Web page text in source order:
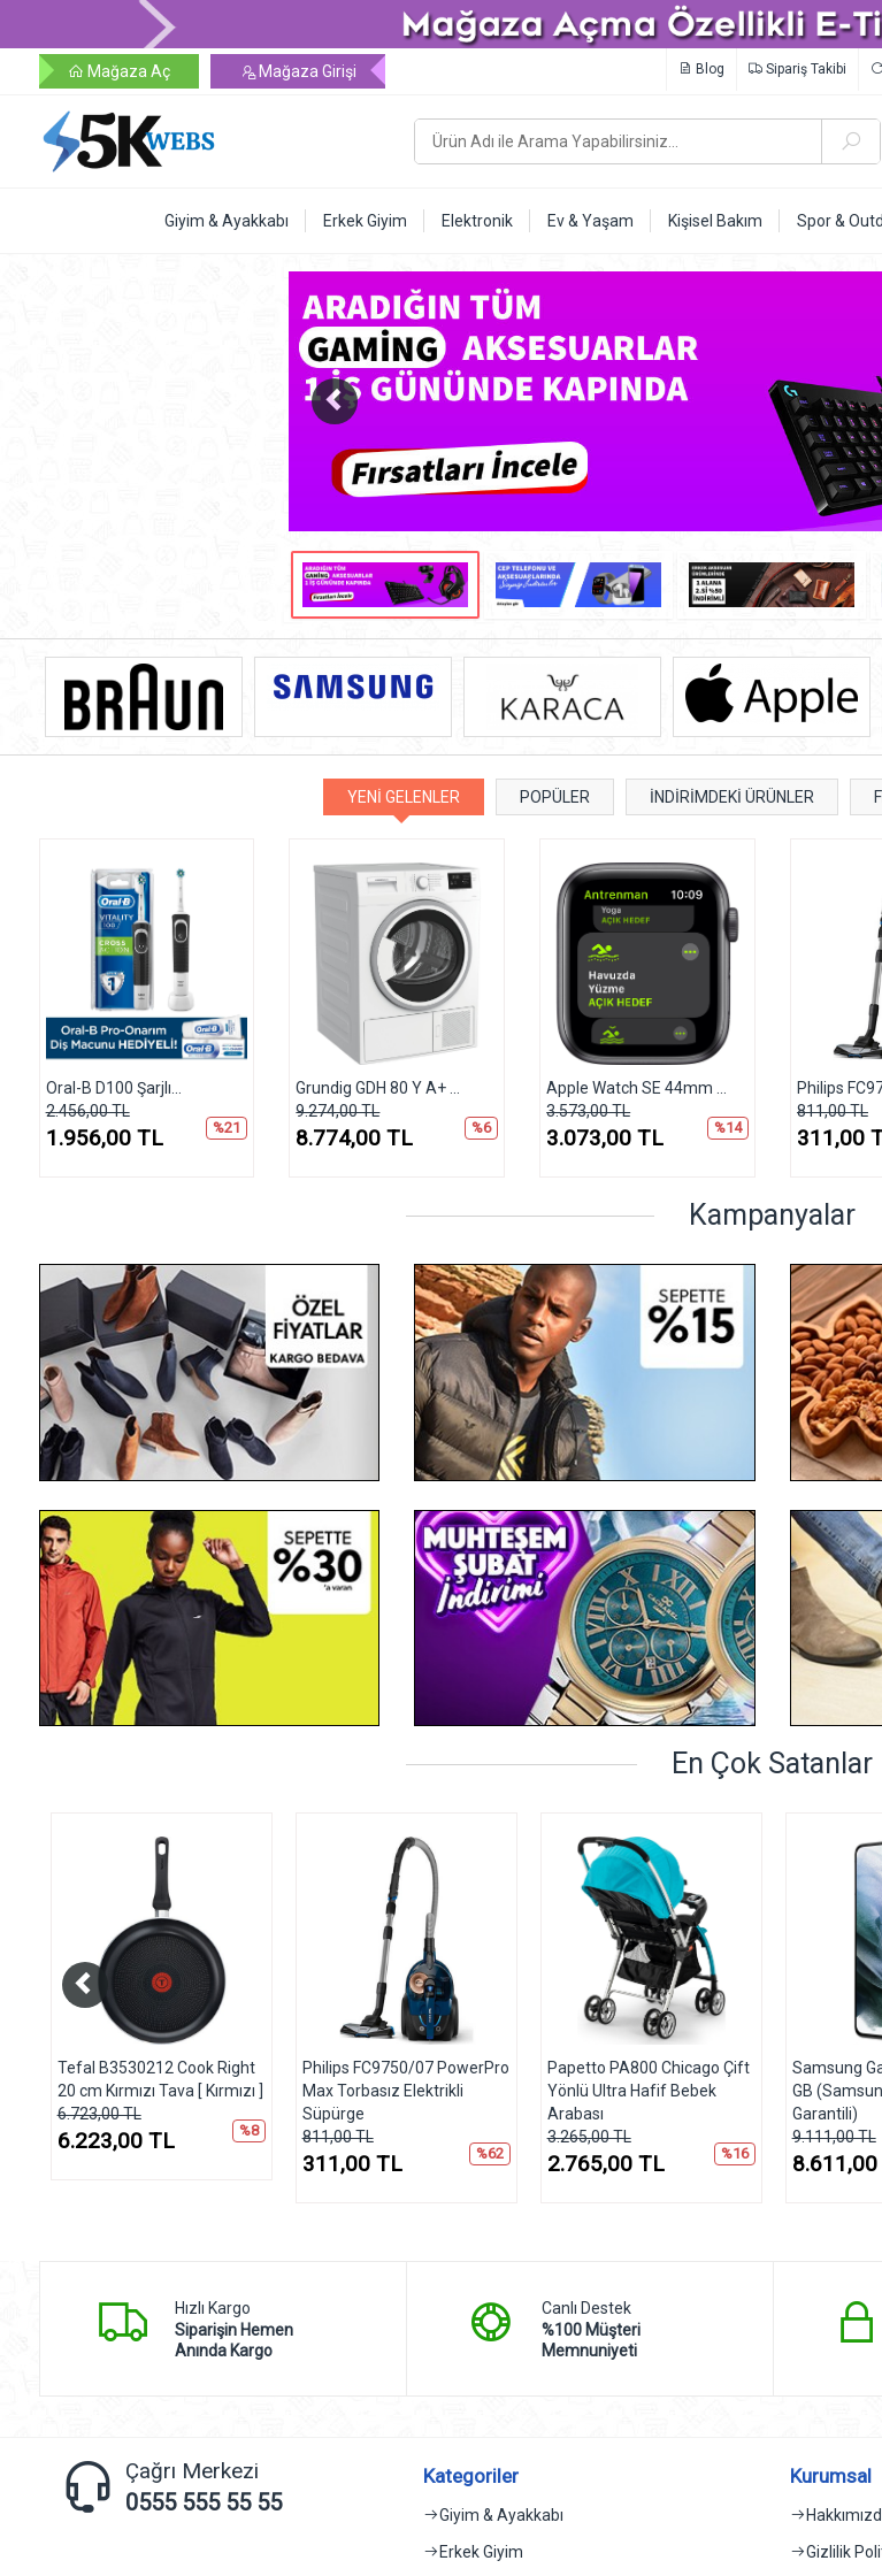
Mağaza Aç Mağaza Girişi Blog Sipariş Takibi
Giyim & Ayakkabı Erkek Giyim Elektronik Ev & Yaşam Kişisel Bakım Spor &
YENİ GELENLER POPÜLER İNDİRİMDEKİ ÜRÜNLER
Oral-B D100 Şarjlı...
2.456,00 TL
%21
1.956,00 TL
Grundig GDH 80 Y A+ ...
9.274,00 TL
%6
8.774,00 TL
Apple Watch SE 44mm ...
3.573,00 TL
%14
3.073,00 TL
Philips
811,00 TL
311,00
Kampanyalar
En Çok Satanlar
Tefal B3530212 Cook Right
20 cm Kırmızı Tava [ Kırmızı ]
6.723,00 TL
%8
6.223,00 TL
Philips FC9750/07 PowerPro
Max Torbasız Elektrikli
Süpürge
811,00 TL
%62
311,00 TL
Papetto PA800 Chicago Çift
Yönlü Ultra Hafif Bebek
Arabası
3.265,00 TL
%16
2.765,00 TL
Samsung
GB
Garantili)
9.111,00 TL
Hızlı Kargo
Siparişin Hemen
Anında Kargo
Canlı Destek
%100 Müşteri
Memnuniyeti
Çağrı Merkezi
0555 555 55 55
Kategoriler
Giyim & Ayakkabı
Erkek Giyim
Kurumsal
Gizlilik